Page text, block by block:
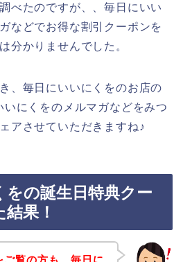
べたのですが、、毎日にいい
などでお得な割引クーポンを
分かりませんでした。
、毎日にいいにくをのお店の
にくをのメルマガなどをみつ
アさせていただきますね♪
の誕生日特典クー
果！
覧の方も、毎日に